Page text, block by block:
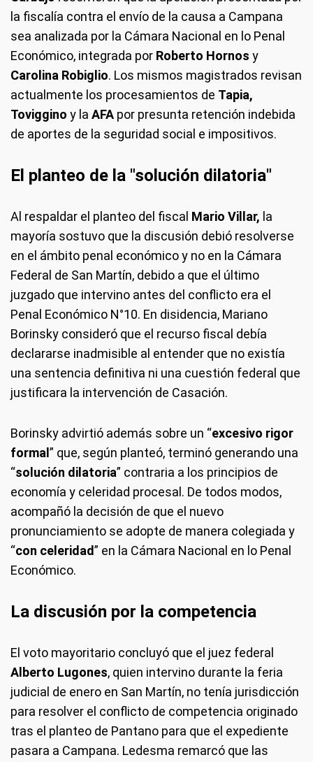
la fiscalía contra el envío de la causa a Campana
sea analizada por la Cámara Nacional en lo Penal
Económico, integrada por Roberto Hornos y
Carolina Robiglio. Los mismos magistrados revisan
actualmente los procesamientos de Tapia,
Toviggino y la AFA por presunta retención indebida
de aportes de la seguridad social e impositivos.
El planteo de la "solución dilatoria"
Al respaldar el planteo del fiscal Mario Villar, la
mayoría sostuvo que la discusión debió resolverse
en el ámbito penal económico y no en la Cámara
Federal de San Martín, debido a que el último
juzgado que intervino antes del conflicto era el
Penal Económico N°10. En disidencia, Mariano
Borinsky consideró que el recurso fiscal debía
declararse inadmisible al entender que no existía
una sentencia definitiva ni una cuestión federal que
justificara la intervención de Casación.
Borinsky advirtió además sobre un “excesivo rigor
formal ” que, según planteó, terminó generando una
“solución dilatoria” contraria a los principios de
economía y celeridad procesal. De todos modos,
acompañó la decisión de que el nuevo
pronunciamiento se adopte de manera colegiada y
“con celeridad” en la Cámara Nacional en lo Penal
Económico.
La discusión por la competencia
El voto mayoritario concluyó que el juez federal
Alberto Lugones, quien intervino durante la feria
judicial de enero en San Martín, no tenía jurisdicción
para resolver el conflicto de competencia originado
tras el planteo de Pantano para que el expediente
pasara a Campana. Ledesma remarcó que las